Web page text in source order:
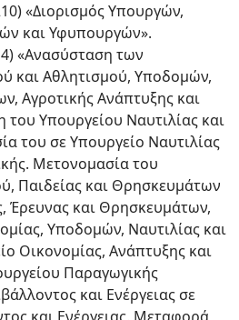
«Διορισμός Υπουργών,
και Υφυπουργών».
«Ανασύσταση των
και Αθλητισμού, Υποδομών,
Αγροτικής Ανάπτυξης και
Υπουργείου Ναυτιλίας και
του σε Υπουργείο Ναυτιλίας
Μετονομασία του
Παιδείας και Θρησκευμάτων
Έρευνας και Θρησκευμάτων,
Υποδομών, Ναυτιλίας και
Οικονομίας, Ανάπτυξης και
Παραγωγικής
και Ενέργειας σε